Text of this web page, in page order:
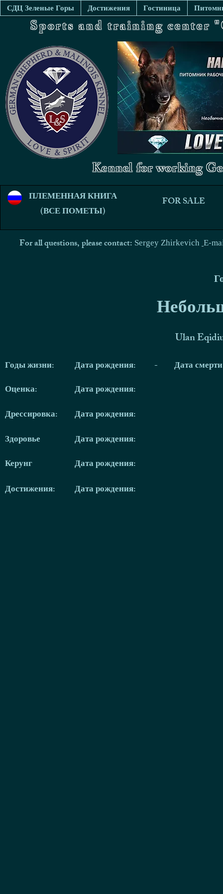
СДЦ Зеленые Горы Достижения Гостиница
Sports and training center
Kennel for working
ПЛЕМЕННАЯ КНИГА
(ВСЕ ПОМЕТЫ)
FOR SALE
For all questions, please contact: Sergey Zhirkevich E-
Ulan
Годы жизни:
Оценка:
Дрессировка:
Здоровье
Керунг
Достижения:
Дата рождения: -
Дата
Дата рождения:
Дата рождения:
Дата рождения:
Дата рождения:
Дата рождения: